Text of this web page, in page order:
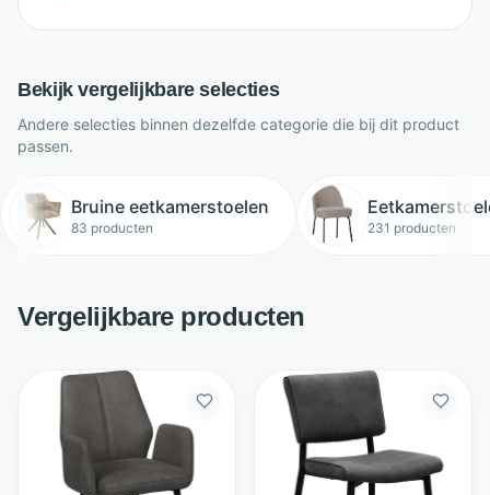
Bekijk vergelijkbare selecties
Andere selecties binnen dezelfde categorie die bij dit product
passen.
Bruine eetkamerstoelen
83 producten 231 producten
Vergelijkbare producten